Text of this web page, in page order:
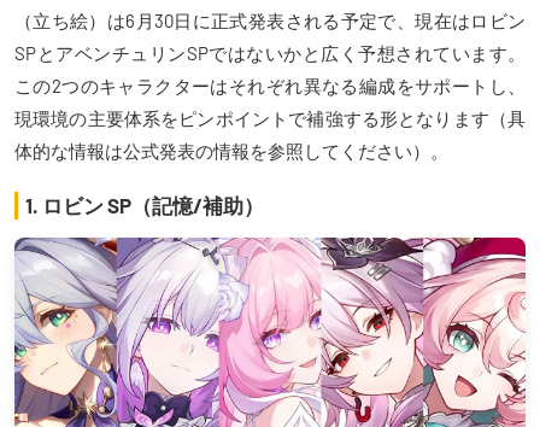
（立ち絵）は6月30日に正式発表される予定で、現在はロビン
SPとアベンチュリンSPではないかと広く予想されています。
この2つのキャラクターはそれぞれ異なる編成をサポートし、
現環境の主要体系をピンポイントで補強する形となります（具
体的な情報は公式発表の情報を参照してください）。
1. ロビン SP（記憶/補助）